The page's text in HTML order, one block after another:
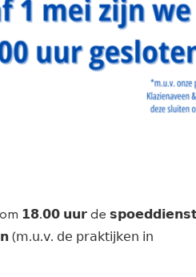
om 𝟭𝟴.𝟬𝟬 𝘂𝘂𝗿 de
(𝗆.𝗎.𝗏. 𝖽𝖾 𝗉𝗋𝖺𝗄𝗍𝗂𝗃𝗄𝖾𝗇 𝗂𝗇